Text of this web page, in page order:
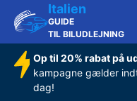
Italien
GUIDE
TIL BILUDLEJNING
Op til 20% rabat på
kampagne gælder
dag!